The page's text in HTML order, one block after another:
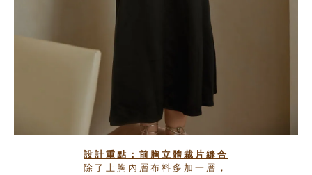
設計重點： 前胸立體裁片縫合
除了上胸內層布料多加一層，